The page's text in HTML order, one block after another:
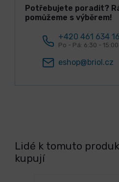
Potřebujete poradit?
pomůžeme s výběrem!
+420 461 634
Po - Pá: 6:30 -
eshop@briol.cz
Lidé k tomuto
kupují